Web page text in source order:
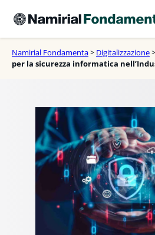
contenuto
Namirial Fondamenta> Digitalizzazione>
per la sicurezza informatica